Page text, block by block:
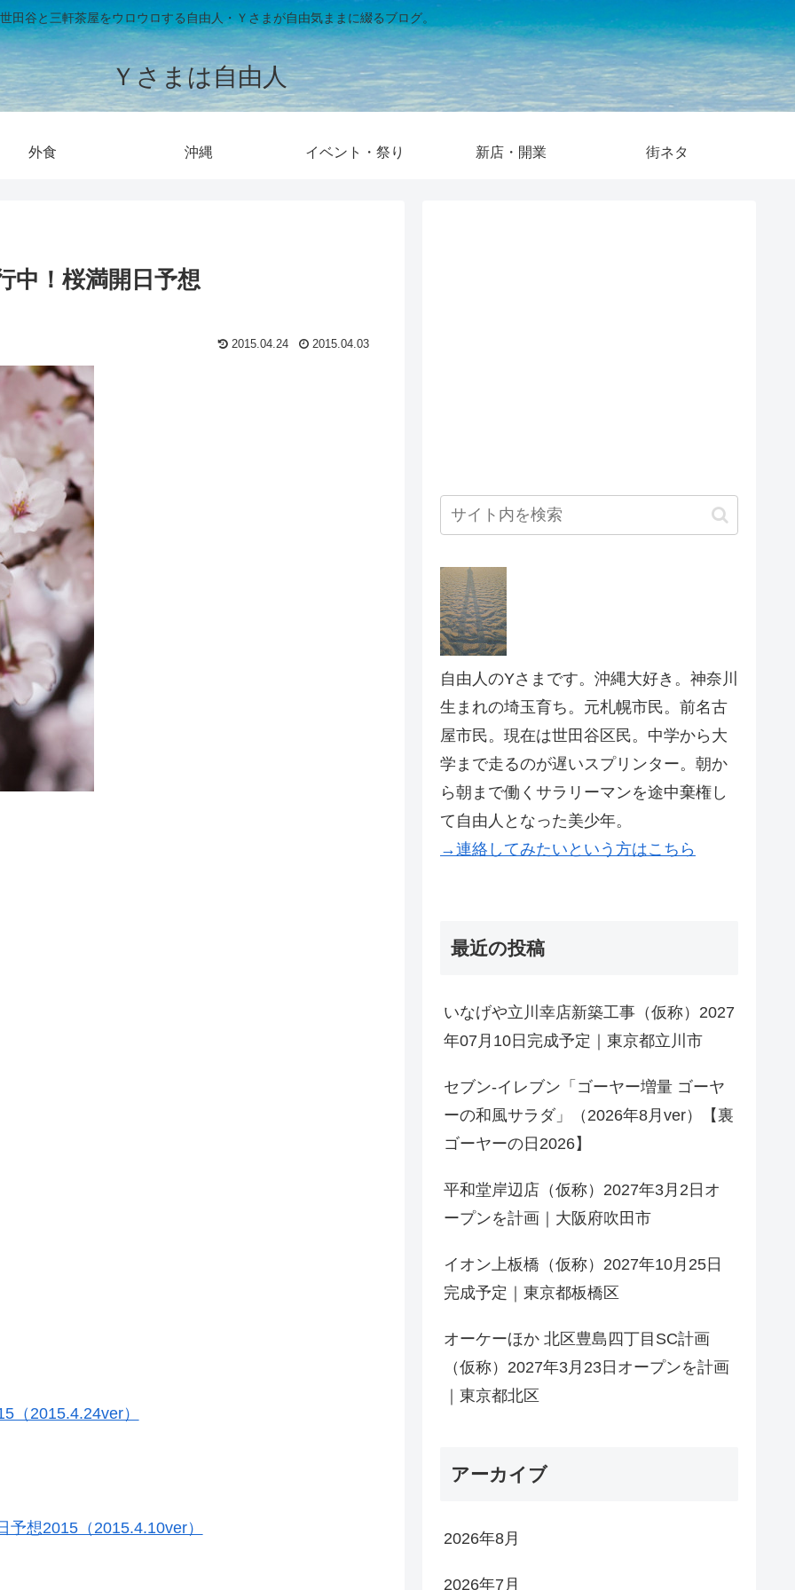
田谷と三軒茶屋をウロウロする自由人・Ｙさまが自由気ままに綴るブログ。
Ｙさまは自由人
外食 沖縄 イベント・祭り 新店・開業 街ネタ
中！桜満開日予想
2015.04.24 2015.04.03
（2015.4.24ver）
想2015（2015.4.10ver）
自由人のYさまです。沖縄大好き。神奈川
生まれの埼玉育ち。元札幌市民。前名古
屋市民。現在は世田谷区民。中学から大
学まで走るのが遅いスプリンター。朝か
ら朝まで働くサラリーマンを途中棄権し
て自由人となった美少年。
→連絡してみたいという方はこちら
最近の投稿
いなげや立川幸店新築工事（仮称）2027
年07月10日完成予定｜東京都立川市
セブン-イレブン「ゴーヤー増量 ゴーヤ
ーの和風サラダ」（2026年8月ver）【裏
ゴーヤーの日2026】
平和堂岸辺店（仮称）2027年3月2日オ
ープンを計画｜大阪府吹田市
イオン上板橋（仮称）2027年10月25日
完成予定｜東京都板橋区
オーケーほか 北区豊島四丁目SC計画
（仮称）2027年3月23日オープンを計画
｜東京都北区
アーカイブ
2026年8月
2026年7月